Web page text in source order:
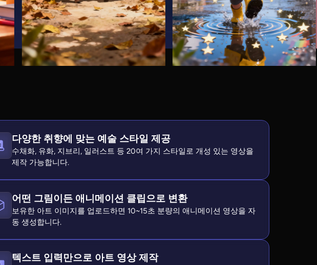
다양한 취향에 맞는 예술 스타일 제공
수채화, 유화, 지브리, 일러스트 등 20여 가지 스타일로 개성 있는 영상을
제작 가능합니다.
어떤 그림이든 애니메이션 클립으로 변환
보유한 아트 이미지를 업로드하면 10~15초 분량의 애니메이션 영상을 자
동 생성합니다.
텍스트 입력만으로 아트 영상 제작